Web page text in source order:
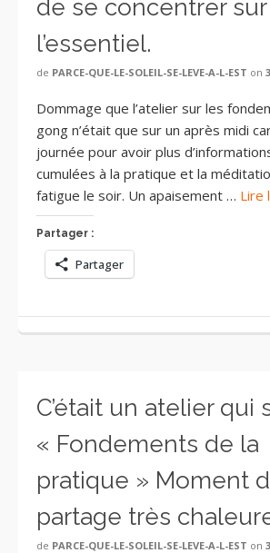
de se concentrer sur
l’essentiel.
de PARCE-QUE-LE-SOLEIL-SE-LEVE-A-L-EST on
Dommage que l’atelier sur les
gong n’était que sur un après midi
journée pour avoir plus
cumulées à la pratique et la
fatigue le soir. Un apaisement … Lire
Partager :
Partager
C’était un atelier qui
« Fondements de la
pratique » Moment
partage très
de PARCE-QUE-LE-SOLEIL-SE-LEVE-A-L-EST on